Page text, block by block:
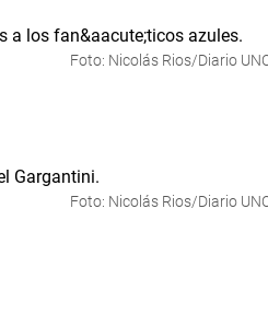
Foto: Nicolás Rios/Diario
Foto: Nicolás Rios/Diario